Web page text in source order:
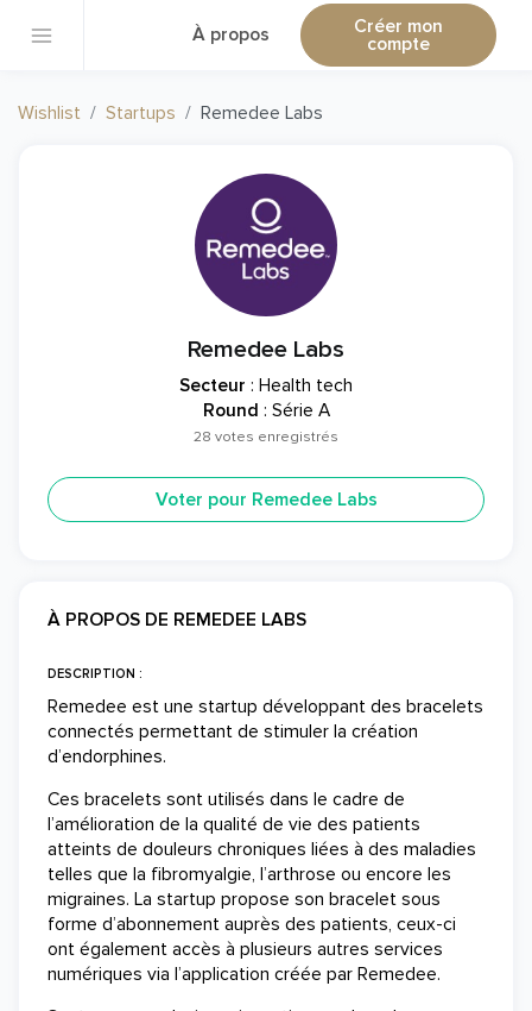
À propos Créer mon
compte
Wishlist Startups Remedee Labs
Remedee Labs
Secteur : Health tech
Round : Série A
28 votes enregistrés
Voter pour Remedee Labs
À PROPOS DE REMEDEE LABS
DESCRIPTION :
Remedee est une startup développant des bracelets
connectés permettant de stimuler la création
d’endorphines.
Ces bracelets sont utilisés dans le cadre de
l’amélioration de la qualité de vie des patients
atteints de douleurs chroniques liées à des maladies
telles que la fibromyalgie, l’arthrose ou encore les
migraines. La startup propose son bracelet sous
forme d’abonnement auprès des patients, ceux-ci
ont également accès à plusieurs autres services
numériques via l’application créée par Remedee.